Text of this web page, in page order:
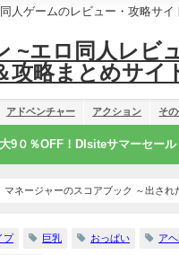
人ゲームのレビュー・攻略サイ
~エロ同人レビ
攻略まとめサイ
アドベンチャー アクション そ
9０％OFF！Dlsiteサマーセール
マネージャーのスコアブック ～出され
プ 巨乳 おっぱい ア